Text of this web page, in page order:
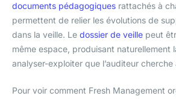
documents pédagogiques rattachés à
permettent de relier les évolutions de
dans la veille. Le dossier de veille peut
même espace, produisant naturellement
analyser-exploiter que l’auditeur cherche
Pour voir comment Fresh Management